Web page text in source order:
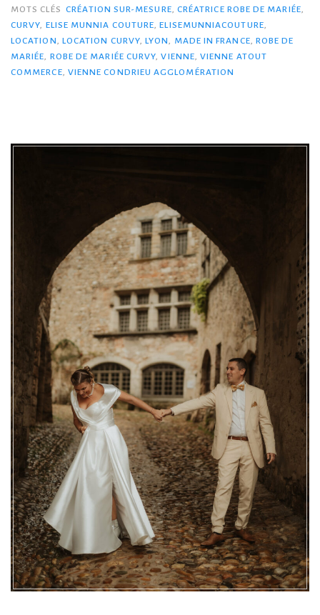
MOTS CLÉS CRÉATION SUR-MESURE, CRÉATRICE ROBE DE MARIÉE,
CURVY, ELISE MUNNIA COUTURE,ELISEMUNNIACOUTURE,
LOCATION, LOCATION CURVY,LYON, MADE IN FRANCE, ROBE DE
MARIÉE, ROBE DE MARIÉE CURVY,VIENNE,VIENNE ATOUT
COMMERCE, VIENNE CONDRIEU AGGLOMÉRATION